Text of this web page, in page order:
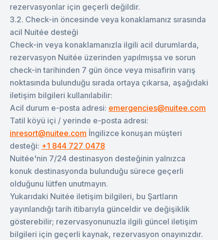
rezervasyonlar için geçerli değildir.
3.2. Check-in öncesinde veya konaklamanız sırasında
acil Nuitée desteği
Check-in veya konaklamanızla ilgili acil durumlarda,
rezervasyon Nuitée üzerinden yapılmışsa ve sorun
check-in tarihinden 7 gün önce veya misafirin varış
noktasında bulunduğu sırada ortaya çıkarsa, aşağıdaki
iletişim bilgileri kullanılabilir:
Acil durum e-posta adresi: emergencies@nuitee.com
Tatil köyü içi / yerinde e-posta adresi:
inresort@nuitee.com İngilizce konuşan müşteri
desteği: +1 844 727 0478
Nuitée'nin 7/24 destinasyon desteğinin yalnızca
konuk destinasyonda bulunduğu sürece geçerli
olduğunu lütfen unutmayın.
Yukarıdaki Nuitée iletişim bilgileri, bu Şartların
yayınlandığı tarih itibarıyla günceldir ve değişiklik
gösterebilir; rezervasyonunuzla ilgili güncel iletişim
bilgileri için geçerli kaynak, rezervasyon onayınızdır.